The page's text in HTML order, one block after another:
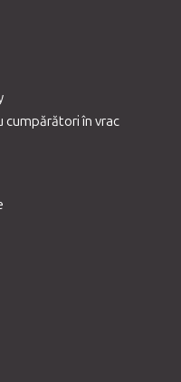
cumpărători în vrac